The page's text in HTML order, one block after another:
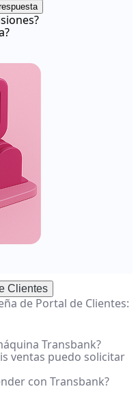
Clientes
de Portal de Clientes:
Transbank?
ventas puedo solicitar
con Transbank?